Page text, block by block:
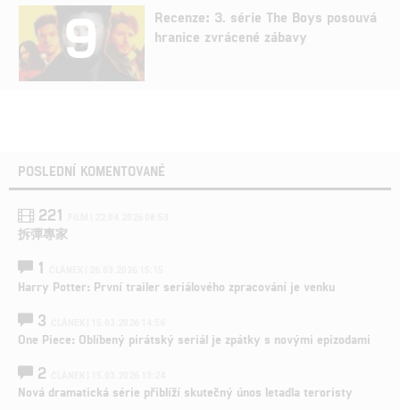
9
Recenze: 3. série The Boys posouvá
hranice zvrácené zábavy
POSLEDNÍ KOMENTOVANÉ
221
拆彈專家
1
Harry Potter: První trailer seriálového zpracování je venku
3
One Piece: Oblíbený pirátský seriál je zpátky s novými epizodami
2
Nová dramatická série přiblíží skutečný únos letadla teroristy